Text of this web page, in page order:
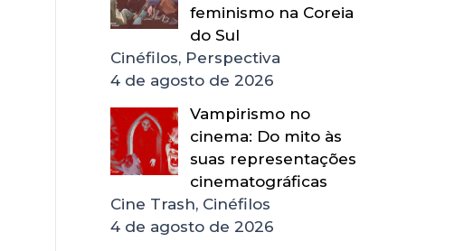
feminismo na Coreia
do Sul
Cinéfilos, Perspectiva
4 de agosto de 2026
Vampirismo no
cinema: Do mito às
suas representações
cinematográficas
Cine Trash, Cinéfilos
4 de agosto de 2026